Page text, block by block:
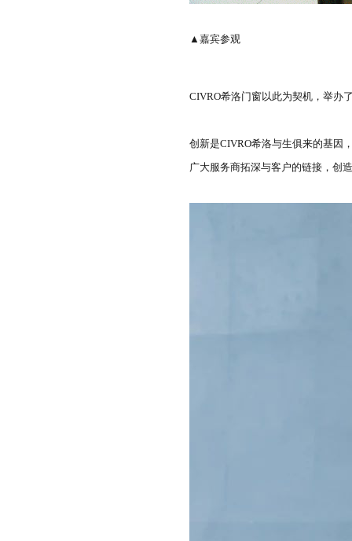
▲嘉宾参观
CIVRO希洛门窗以此为契机，举办
创新是CIVRO希洛与生俱来的基因
广大服务商拓深与客户的链接，创